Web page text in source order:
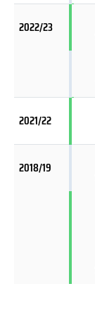
2022/23
2021/22
2018/19